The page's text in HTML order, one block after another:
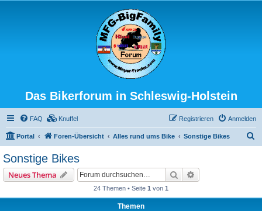
Das Bikerforum in Schleswig-Holstein
FAQ Knuffel Anmelden
Registrieren
Portal Foren-Übersicht Alles rund ums Bike Sonstige Bikes
Sonstige Bikes
Neues Thema Suche
24 Themen • Seite 1 von 1
Themen